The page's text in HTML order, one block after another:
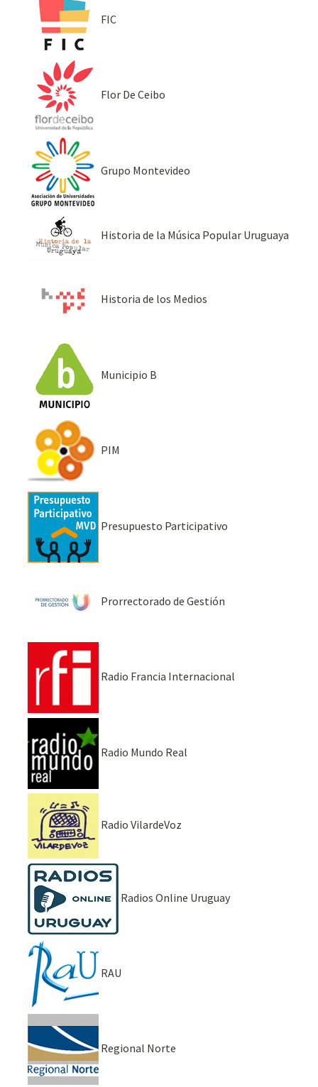
FIC
Flor De Ceibo
Grupo Montevideo
Historia de la Música Popular Uruguaya
Historia de los Medios
Municipio B
PIM
Presupuesto Participativo
Prorrectorado de Gestión
Radio Francia Internacional
Radio Mundo Real
Radio VilardeVoz
Radios Online Uruguay
RAU
Regional Norte